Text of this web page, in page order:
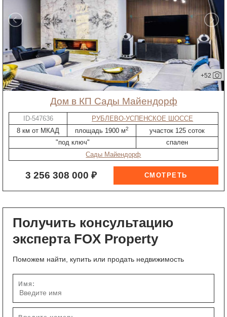
+52
дом в КП Сады Майендорф
ID-547636
РУБЛЕВО-УСПЕНСКОЕ ШОССЕ
8 км от МКАД
площадь 1900 м2
участок 125 соток
"под ключ"
спален
Сады Майендорф
3 256 308 000 ₽
Получить консультацию
эксперта FOX Property
Поможем найти, купить или продать недвижимость
Имя: